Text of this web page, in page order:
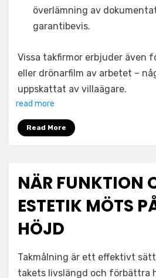
överlämning av
garantibevis.
Vissa takfirmor erbjuder även
eller drönarfilm av arbetet –
uppskattat av villaägare.
read more
Read More
NÄR FUNKTION
ESTETIK MÖTS
HÖJD
Takmålning är ett effektivt
takets livslängd och förbättra